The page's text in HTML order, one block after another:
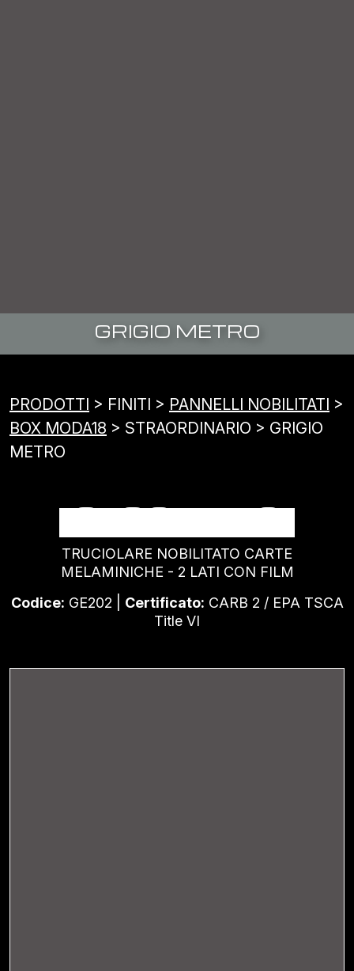
GRIGIO METRO
PRODOTTI > FINITI > PANNELLI NOBILITATI >
BOX MODA18 > STRAORDINARIO > GRIGIO
METRO
GRIGIO METRO
TRUCIOLARE NOBILITATO CARTE
MELAMINICHE - 2 LATI CON FILM
Codice: GE202 | Certificato: CARB 2 / EPA TSCA
Title VI